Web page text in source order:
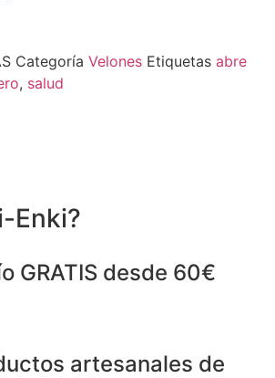
Categoría Velones Etiquetas abre
, salud
Enki?
GRATIS desde 60€
artesanales de